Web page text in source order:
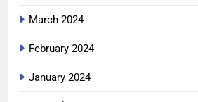
March 2024
February 2024
January 2024